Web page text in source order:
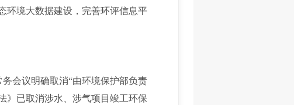
环境大数据建设，完善环评信息平
会议明确取消“由环境保护部负责
》已取消涉水、涉气项目竣工环保